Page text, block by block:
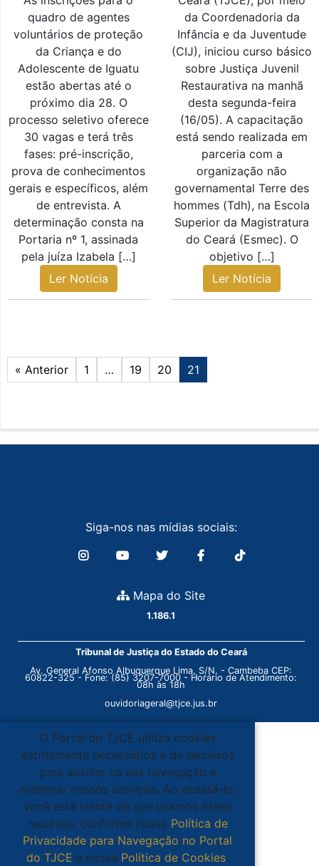
quadro de agentes
voluntários de proteção
da Criança e do
Adolescente de Iguatu
estão abertas até o
próximo dia 28. O
processo seletivo oferece
30 vagas e terá três
fases: pré-inscrição,
prova de conhecimentos
gerais e específicos, além
de entrevista. A
determinação consta na
Portaria nº 1, assinada
pela juíza Izabela […]
Ler Notícia
da Coordenadoria da
Infância e da Juventude
(CIJ), iniciou curso básico
sobre Justiça Juvenil
Restaurativa na manhã
desta segunda-feira
(16/05). A capacitação
está sendo realizada em
parceria com a
organização não
governamental Terre des
hommes (Tdh), na Escola
Superior da Magistratura
do Ceará (Esmec). O
objetivo […]
Ler Notícia
« Anterior 1 … 19 20 21
Siga-nos nas mídias sociais:
Mapa do Site
1.186.1
Tribunal de Justiça do Estado do Ceará
Av. General Afonso Albuquerque Lima, S/N. - Cambeba CEP:
60822-325 - Fone: (85) 3207-7000 - Horário de Atendimento:
08h às 18h
ouvidoriageral@tjce.jus.br
O Portal do TJCE utiliza cookies
estritamente necessários e de terceiros
para auxiliar na sua navegação e
melhorar nossos serviços. Ao acessá-lo,
você está ciente de que usamos esses
recursos, conforme nossa Política de
Privacidade para Navegação no Portal
do TJCE e nossa Política de Cookies.